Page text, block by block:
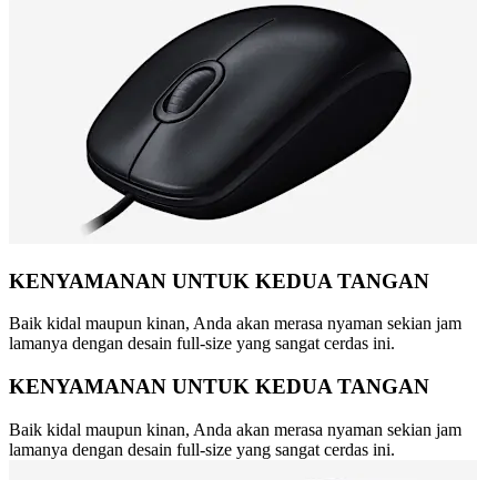
KENYAMANAN UNTUK KEDUA TANGAN
Baik kidal maupun kinan, Anda akan merasa nyaman sekian jam
lamanya dengan desain full-size yang sangat cerdas ini.
KENYAMANAN UNTUK KEDUA TANGAN
Baik kidal maupun kinan, Anda akan merasa nyaman sekian jam
lamanya dengan desain full-size yang sangat cerdas ini.